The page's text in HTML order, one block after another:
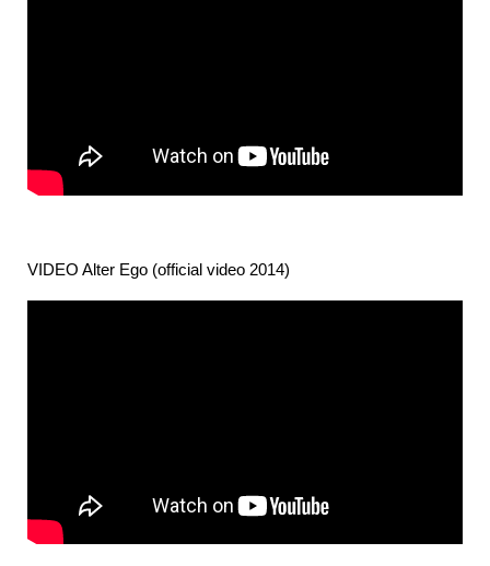
VIDEO Alter Ego (official video 2014)